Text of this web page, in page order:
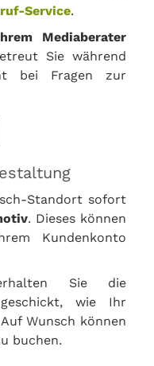
Service.
Mediaberater
Sie während
bei Fragen zur
Standort sofort
. Dieses können
Kundenkonto
Sie die
wie Ihr
Wunsch können
buchen.